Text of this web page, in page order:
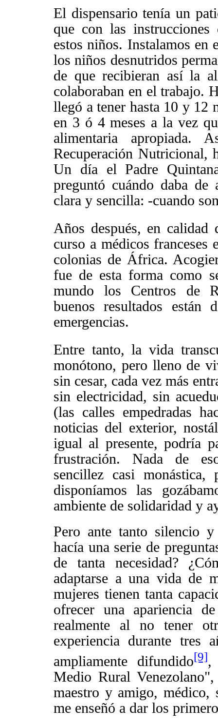
El dispensario tenía un
que con las
estos niños. Instalamos en
los niños desnutridos
de que recibieran así la
colaboraban en el trabajo.
llegó a tener hasta 10 y 12
en 3 ó 4 meses a la vez
alimentaria
Recuperación Nutricional,
Un día el Padre
preguntó cuándo daba
clara y sencilla: -cuando
Años después, en
curso a médicos franceses
colonias de África.
fue de esta forma como
mundo los Centros de
buenos resultados están
emergencias.
Entre tanto, la vida
monótono, pero lleno de
sin cesar, cada vez más
sin electricidad, sin
(las calles empedradas
noticias del exterior,
igual al presente, podría
frustración. Nada de
sencillez casi
disponíamos las
ambiente de solidaridad y
Pero ante tanto silencio
hacía una serie de
de tanta necesidad?
adaptarse a una vida de
mujeres tienen tanta
ofrecer una apariencia
realmente al no tener
experiencia durante tres
ampliamente difundido[9],
Medio Rural
maestro y amigo, médico,
me enseñó a dar los